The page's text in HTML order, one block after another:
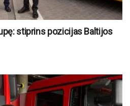
stiprins pozicijas Baltijos